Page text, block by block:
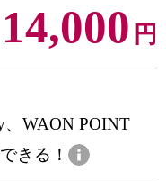
14,000 円
WAON POINT
きる！